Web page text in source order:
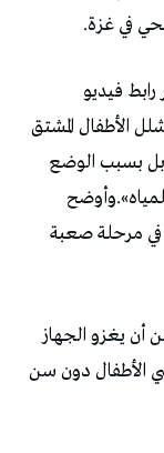
في غزة.
فيديو
الأطفال المشتق
بسبب الوضع
في مرحلة صعبة
يغزو الجهاز
الأطفال دون سن